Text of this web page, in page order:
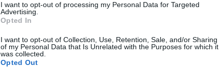
I want to opt-out of processing my Personal Data for Targeted
Advertising.
Opted In
I want to opt-out of Collection, Use, Retention, Sale, and/or Sharing
of my Personal Data that Is Unrelated with the Purposes for which it
was collected.
Opted Out